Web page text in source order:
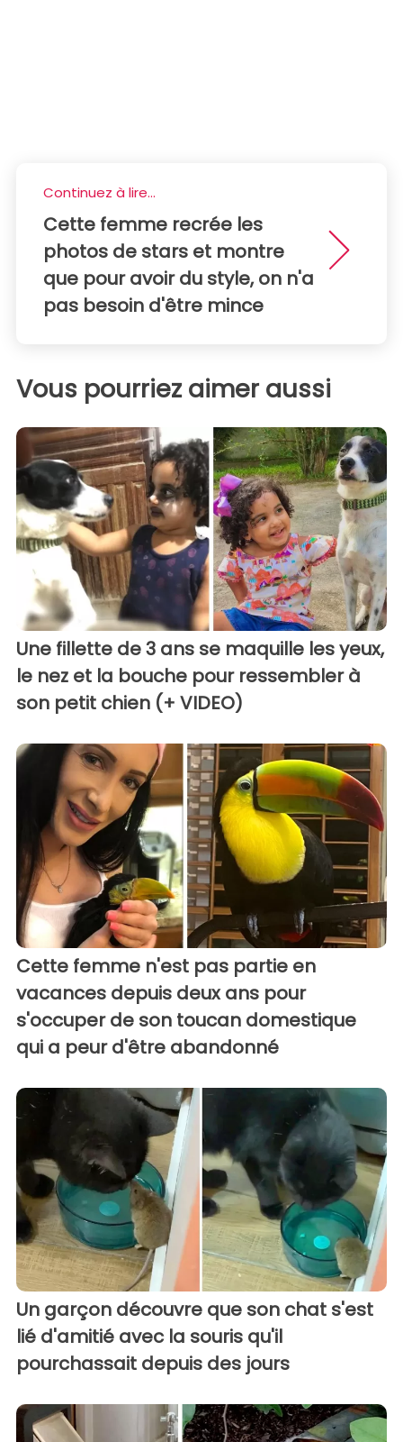
Continuez à lire...
Cette femme recrée les
photos de stars et montre
que pour avoir du style, on n'a
pas besoin d'être mince
Vous pourriez aimer aussi
Une fillette de 3 ans se maquille les yeux,
le nez et la bouche pour ressembler à
son petit chien (+ VIDEO)
Cette femme n'est pas partie en
vacances depuis deux ans pour
s'occuper de son toucan domestique
qui a peur d'être abandonné
Un garçon découvre que son chat s'est
lié d'amitié avec la souris qu'il
pourchassait depuis des jours